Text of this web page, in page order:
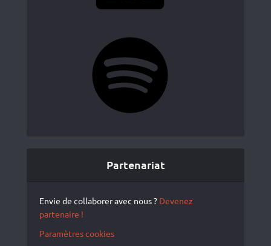
Partenariat
Envie de collaborer avec nous ? Devenez
partenaire !
Paramètres cookies